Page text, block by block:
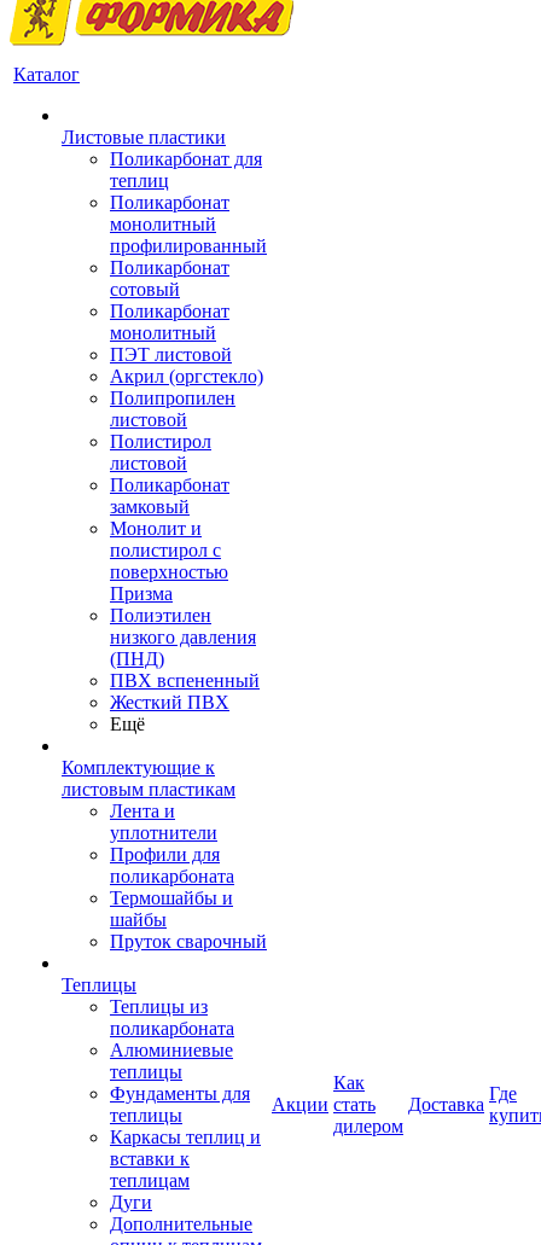
Каталог
Листовые пластики
Поликарбонат для
теплиц
Поликарбонат
монолитный
профилированный
Поликарбонат
сотовый
Поликарбонат
монолитный
ПЭТ листовой
Акрил (оргстекло)
Полипропилен
листовой
Полистирол
листовой
Поликарбонат
замковый
Монолит и
полистирол с
поверхностью
Призма
Полиэтилен
низкого давления
(ПНД)
ПВХ вспененный
Жесткий ПВХ
Ещё
Комплектующие к
листовым пластикам
Лента и
уплотнители
Профили для
поликарбоната
Термошайбы и
шайбы
Пруток сварочный
Теплицы
Теплицы из
поликарбоната
Алюминиевые
теплицы
Фундаменты для
теплицы
Каркасы теплиц и
вставки к
теплицам
Дуги
Дополнительные
Акции
Как
стать
дилером
Доставка
Где